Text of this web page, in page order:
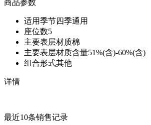
商品参数
适用季节四季通用
座位数5
主要表层材质棉
主要表层材质含量51%(含)-60%(含)
组合形式其他
详情
最近10条销售记录